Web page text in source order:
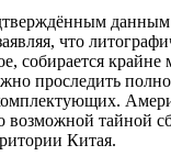
данным
что
собирается крайне
проследить
возможной тайной
Китая.